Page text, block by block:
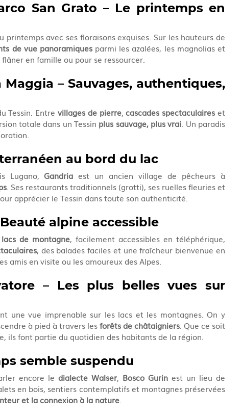
San Grato – Le printemps en
avec ses floraisons exquises. Sur les hauteurs de
de vue panoramiques parmi les azalées, les magnolias et
en famille ou pour se ressourcer.
– Sauvages, authentiques,
Tessin. Entre villages de pierre, cascades spectaculaires et
totale dans un Tessin plus sauvage, plus vrai . Un paradis
au bord du lac
Lugano, Gandria est un ancien village de pêcheurs à
. Ses restaurants traditionnels (grotti), ses ruelles fleuries et
apprécier le Tessin dans toute son authenticité.
alpine accessible
lacs de montagne, facilement accessibles en téléphérique,
, des balades faciles et une fraîcheur bienvenue en
amis en visite ou les amoureux des Alpes.
– Les plus belles vues sur
une vue imprenable sur les lacs et les montagnes. On y
à pied à travers les forêts de châtaigniers . Que ce soit
ils font partie du quotidien des habitants de la région.
semble suspendu
encore le dialecte Walser, Bosco Gurin
en bois, sentiers contemplatifs et montagnes préservées
et la connexion à la nature